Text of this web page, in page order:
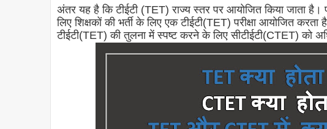
अंतर यह है कि टीईटी (TET) राज्य स्तर पर आयोजित किया जाता है।
लिए शिक्षकों की भर्ती के लिए एक टीईटी(TET) परीक्षा आयोजित
टीईटी(TET) की तुलना में स्पष्ट करने के लिए सीटीईटी(CTET) को